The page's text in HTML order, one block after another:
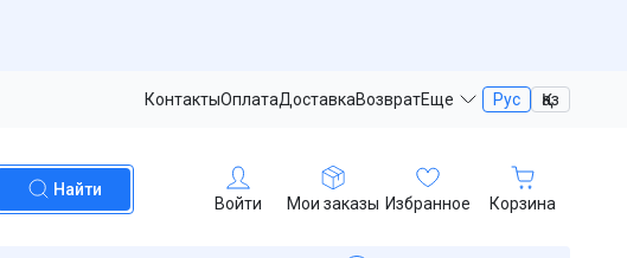
КонтактыОплатаДоставкаВозвратЕще Рус Қаз
Найти
Войти Мои заказы Избранное Корзина